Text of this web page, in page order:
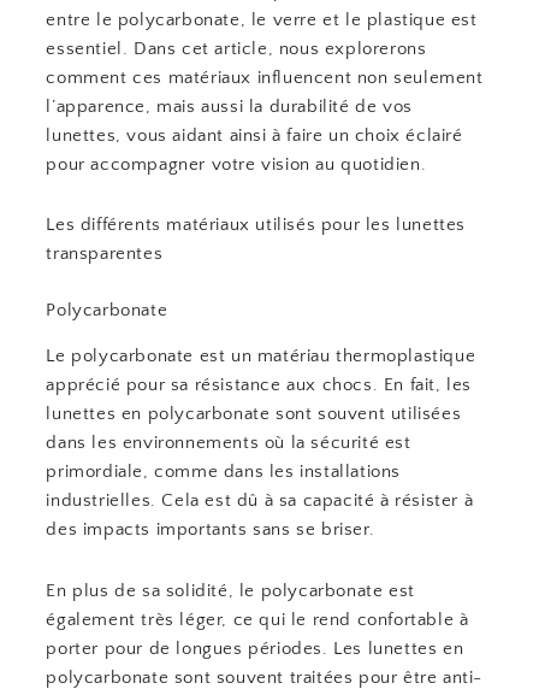
entre le polycarbonate, le verre et le plastique est
essentiel. Dans cet article, nous explorerons
comment ces matériaux influencent non seulement
l’apparence, mais aussi la durabilité de vos
lunettes, vous aidant ainsi à faire un choix éclairé
pour accompagner votre vision au quotidien.
Les différents matériaux utilisés pour les lunettes
transparentes
Polycarbonate
Le polycarbonate est un matériau thermoplastique
apprécié pour sa résistance aux chocs. En fait, les
lunettes en polycarbonate sont souvent utilisées
dans les environnements où la sécurité est
primordiale, comme dans les installations
industrielles. Cela est dû à sa capacité à résister à
des impacts importants sans se briser.
En plus de sa solidité, le polycarbonate est
également très léger, ce qui le rend confortable à
porter pour de longues périodes. Les lunettes en
polycarbonate sont souvent traitées pour être anti-